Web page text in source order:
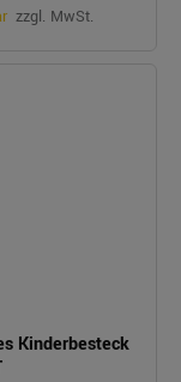
zzgl. MwSt.
Kinderbesteck